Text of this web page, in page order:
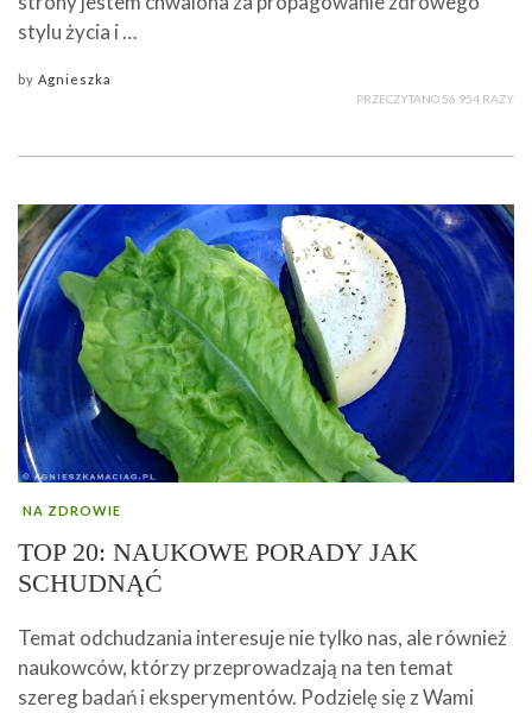
stylu życia i …
by Agnieszka
PRZECZYTANO 56 954 RAZY
NA ZDROWIE
TOP 20: NAUKOWE PORADY JAK
SCHUDNĄĆ
Temat odchudzania interesuje nie tylko nas, ale również
naukowców, którzy przeprowadzają na ten temat
szereg badań i eksperymentów. Podzielę się z Wami